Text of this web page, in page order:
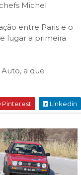
Michel
entre Paris e o
lugar a primeira
a que
Pinterest Linkedin